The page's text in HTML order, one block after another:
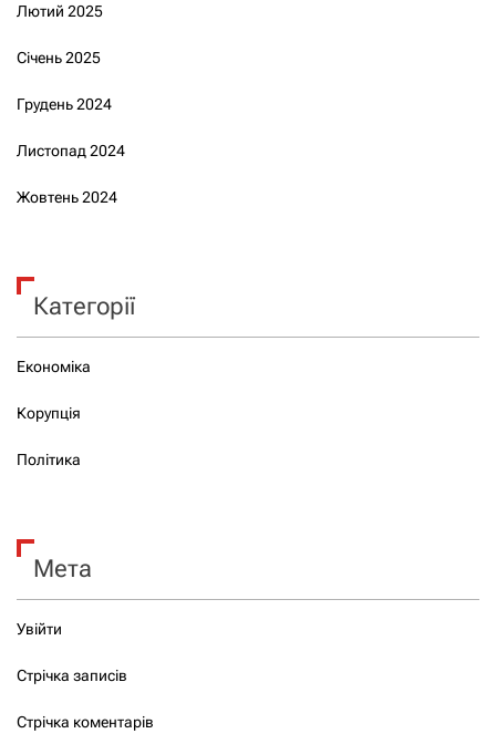
Лютий 2025
Січень 2025
Грудень 2024
Листопад 2024
Жовтень 2024
Категорії
Економіка
Корупція
Політика
Мета
Увійти
Стрічка записів
Стрічка коментарів